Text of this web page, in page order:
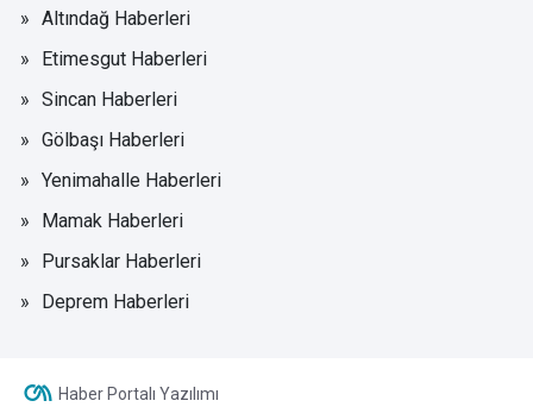
Altındağ Haberleri
Etimesgut Haberleri
Sincan Haberleri
Gölbaşı Haberleri
Yenimahalle Haberleri
Mamak Haberleri
Pursaklar Haberleri
Deprem Haberleri
Haber Portalı Yazılımı